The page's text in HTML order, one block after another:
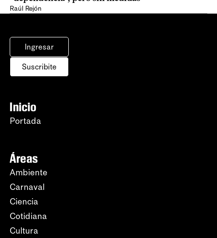
Raúl Rejón
Ingresar
Suscribite
Inicio
Portada
Áreas
Ambiente
Carnaval
Ciencia
Cotidiana
Cultura